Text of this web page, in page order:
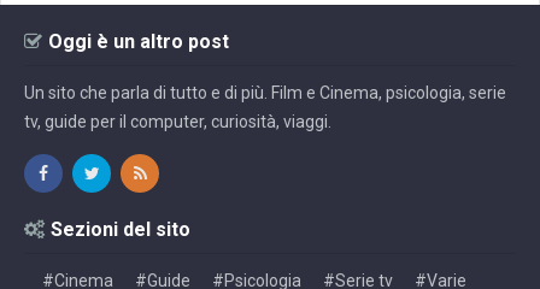
Oggi è un altro post
Un sito che parla di tutto e di più. Film e Cinema, psicologia, serie
tv, guide per il computer, curiosità, viaggi.
Sezioni del sito
#Cinema #Guide #Psicologia #Serie tv #Varie